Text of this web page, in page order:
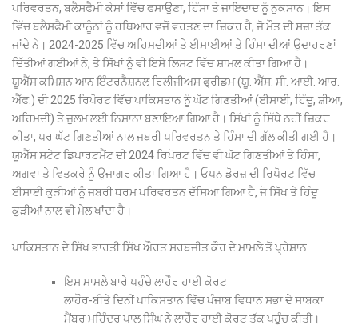
ਪਰਿਵਰਤਨ, ਬਲੈਸਫੈਮੀ ਕੇਸਾਂ ਵਿੱਚ ਫਸਾਉਣਾ, ਹਿੰਸਾ ਤੇ ਜਾਇਦਾਦ ਨੂੰ ਨੁਕਸਾਨ। ਇਸ
ਵਿੱਚ ਬਲੈਸਫੈਮੀ ਕਾਨੂੰਨਾਂ ਨੂੰ ਹਥਿਆਰ ਵਜੋਂ ਵਰਤਣ ਦਾ ਜ਼ਿਕਰ ਹੈ, ਜੋ ਮੌਤ ਦੀ ਸਜ਼ਾ ਤੱਕ
ਜਾਂਦੇ ਨੇ। 2024-2025 ਵਿੱਚ ਅਹਿਮਦੀਆਂ ਤੇ ਈਸਾਈਆਂ ਤੇ ਹਿੰਸਾ ਦੀਆਂ ਉਦਾਹਰਣਾਂ
ਦਿੱਤੀਆਂ ਗਈਆਂ ਨੇ, ਤੇ ਸਿੱਖਾਂ ਨੂੰ ਵੀ ਇਸੇ ਲਿਸਟ ਵਿੱਚ ਸ਼ਾਮਲ ਕੀਤਾ ਗਿਆ ਹੈ।
ਯੂਐੱਸ ਕਮਿਸ਼ਨ ਆਨ ਇੰਟਰਨੈਸ਼ਨਲ ਰਿਲੀਜੀਅਸ ਫ੍ਰੀਡਮ (ਯੂ. ਐੱਸ. ਸੀ. ਆਈ. ਆਰ.
ਐੱਫ.) ਦੀ 2025 ਰਿਪੋਰਟ ਵਿੱਚ ਪਾਕਿਸਤਾਨ ਨੂੰ ਘੱਟ ਗਿਣਤੀਆਂ (ਈਸਾਈ, ਹਿੰਦੂ, ਸ਼ੀਆ,
ਅਹਿਮਦੀ) ਤੇ ਜ਼ੁਲਮ ਲਈ ਨਿਸ਼ਾਨਾ ਬਣਾਇਆ ਗਿਆ ਹੈ। ਸਿੱਖਾਂ ਨੂੰ ਸਿੱਧੇ ਨਹੀਂ ਜ਼ਿਕਰ
ਕੀਤਾ, ਪਰ ਘੱਟ ਗਿਣਤੀਆਂ ਨਾਲ ਜਬਰੀ ਪਰਿਵਰਤਨ ਤੇ ਹਿੰਸਾ ਦੀ ਗੱਲ ਕੀਤੀ ਗਈ ਹੈ।
ਯੂਐੱਸ ਸਟੇਟ ਡਿਪਾਰਟਮੈਂਟ ਦੀ 2024 ਰਿਪੋਰਟ ਵਿੱਚ ਵੀ ਘੱਟ ਗਿਣਤੀਆਂ ਤੇ ਹਿੰਸਾ,
ਅਗਵਾ ਤੇ ਵਿਤਕਰੇ ਨੂੰ ਉਜਾਗਰ ਕੀਤਾ ਗਿਆ ਹੈ। ਓਪਨ ਡੋਰਜ਼ ਦੀ ਰਿਪੋਰਟ ਵਿੱਚ
ਈਸਾਈ ਕੁੜੀਆਂ ਨੂੰ ਜਬਰੀ ਧਰਮ ਪਰਿਵਰਤਨ ਦੱਸਿਆ ਗਿਆ ਹੈ, ਜੋ ਸਿੱਖ ਤੇ ਹਿੰਦੂ
ਕੁੜੀਆਂ ਨਾਲ ਵੀ ਮੇਲ ਖਾਂਦਾ ਹੈ।
ਪਾਕਿਸਤਾਨ ਦੇ ਸਿੱਖ ਭਾਰਤੀ ਸਿੱਖ ਔਰਤ ਸਰਬਜੀਤ ਕੌਰ ਦੇ ਮਾਮਲੇ ਤੋਂ ਪ੍ਰੇਸ਼ਾਨ
ਇਸ ਮਾਮਲੇ ਬਾਰੇ ਪਹੁੰਚੇ ਲਾਹੌਰ ਹਾਈ ਕੋਰਟ
ਲਾਹੌਰ-ਬੀਤੇ ਦਿਨੀਂ ਪਾਕਿਸਤਾਨ ਵਿੱਚ ਪੰਜਾਬ ਵਿਧਾਨ ਸਭਾ ਦੇ ਸਾਬਕਾ
ਮੈਂਬਰ ਮਹਿੰਦਰ ਪਾਲ ਸਿੰਘ ਨੇ ਲਾਹੌਰ ਹਾਈ ਕੋਰਟ ਤੱਕ ਪਹੁੰਚ ਕੀਤੀ।